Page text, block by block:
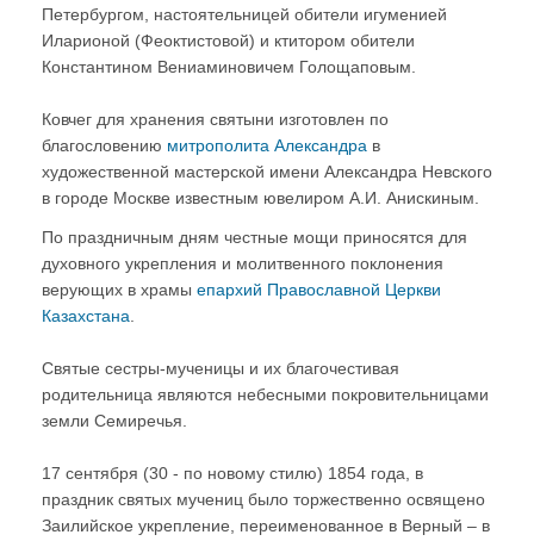
Петербургом, настоятельницей обители игуменией
Иларионой (Феоктистовой) и ктитором обители
Константином Вениаминовичем Голощаповым.
Ковчег для хранения святыни изготовлен по
благословению митрополита Александра в
художественной мастерской имени Александра Невского
в городе Москве известным ювелиром А.И. Анискиным.
По праздничным дням честные мощи приносятся для
духовного укрепления и молитвенного поклонения
верующих в храмы епархий Православной Церкви
Казахстана
Святые сестры-мученицы и их благочестивая
родительница являются небесными покровительницами
земли Семиречья.
17 сентября (30 - по новому стилю) 1854 года, в
праздник святых мучениц было торжественно освящено
Заилийское укрепление, переименованное в Верный – в